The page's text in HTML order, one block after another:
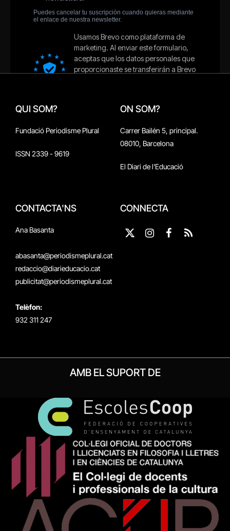
QUI SOM?
Fundació Periodisme Plural
ISSN 2339 - 9619
ON SOM?
Carrer Bailén 5, principal.
08010, Barcelona
El Diari de l'Educació
CONTACTA'NS
Ana Basanta
abasanta@periodismeplural.cat
redaccio@diarieducacio.cat
publicitat@periodismeplural.cat
Telèfon:
932 311 247
CONNECTA
X
Instagram
Facebook
RSS
AMB EL SUPORT DE